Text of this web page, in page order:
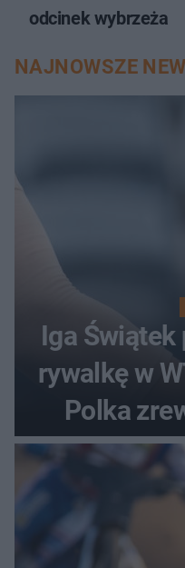
odcinek wybrzeża
NAJNOWSZE
Iga Świątek
rywalkę w
Polka